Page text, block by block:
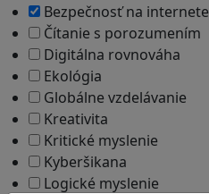
Bezpečnosť na internete
Čítanie s porozumením
Digitálna rovnováha
Ekológia
Globálne vzdelávanie
Kreativita
Kritické myslenie
Kyberšikana
Logické myslenie